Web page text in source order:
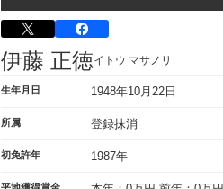
伊藤 正徳イトウ マサノリ
生年月日 1948年10月22日
所属 登録抹消
初免許年 1987年